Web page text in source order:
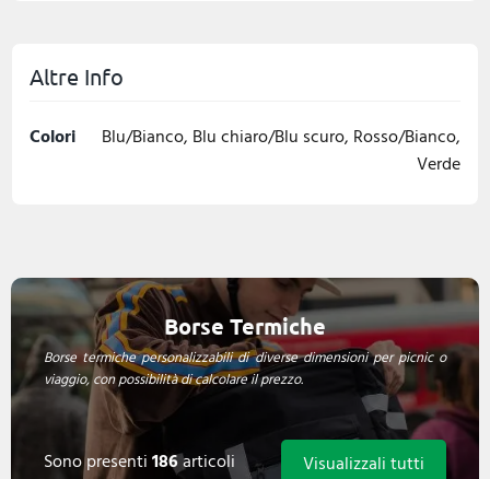
Altre Info
Colori
Blu/Bianco, Blu chiaro/Blu scuro, Rosso/Bianco,
Verde
Borse Termiche
Borse termiche personalizzabili di diverse dimensioni per picnic o
viaggio, con possibilità di calcolare il prezzo.
Sono presenti186articoli Visualizzali tutti